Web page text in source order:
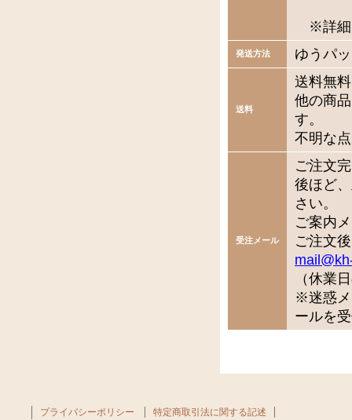
※詳細
発送方法 ゆうパ
送料
送料無料
他の商
す。
不明な
受注メール
ご注文
後ほど
さい。
ご案内
ご注文
（休業
※迷惑メ
ールを
プライバシーポリシー 特定商取引法に関する記述